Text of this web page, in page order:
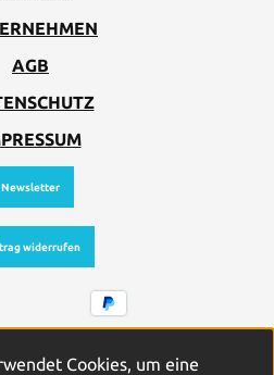
AGB
Newsletter
widerrufen
Mehrwertsteuer zzgl.
Cookies, um eine